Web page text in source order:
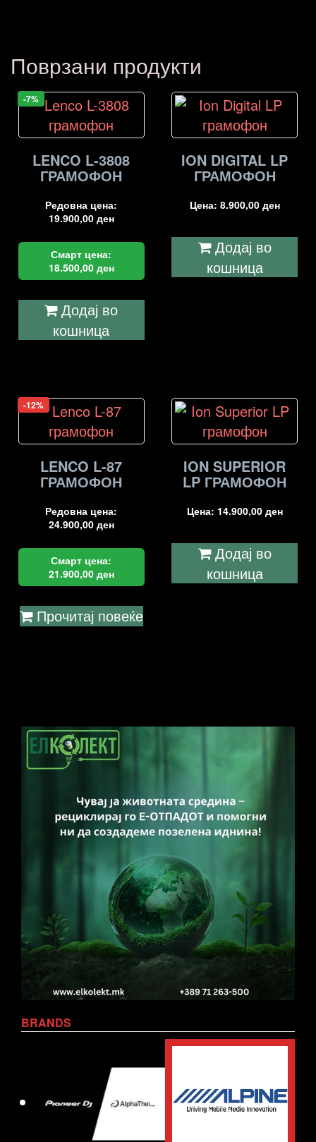
Поврзани продукти
-7%
LENCO L-3808
ГРАМОФОН
Редовна цена:
19.900,00 ден
Смарт цена:
18.500,00 ден
Додај во
кошница
ION DIGITAL LP
ГРАМОФОН
Цена: 8.900,00 ден
Додај во
кошница
-12%
LENCO L-87
ГРАМОФОН
Редовна цена:
24.900,00 ден
Смарт цена:
21.900,00 ден
Прочитај повеќе
ION SUPERIOR
LP ГРАМОФОН
Цена: 14.900,00 ден
Додај во
кошница
BRANDS